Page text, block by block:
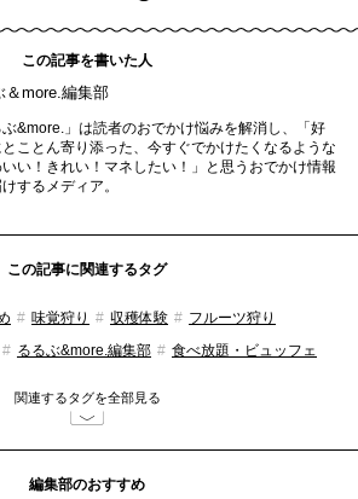
この記事を書いた人
＆more.編集部
ぶ&more.」は読者のおでかけ悩みを解消し、「好
とことん寄り添った、今すぐでかけたくなるような
いい！きれい！マネしたい！」と思うおでかけ情報
するメディア。
この記事に関連するタグ
味覚狩り 収穫体験
フルーツ狩り
るるぶ&more.編集部
食べ放題・ビュッフェ
関連するタグを全部見る
編集部のおすすめ